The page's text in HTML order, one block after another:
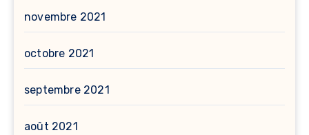
novembre 2021
octobre 2021
septembre 2021
août 2021